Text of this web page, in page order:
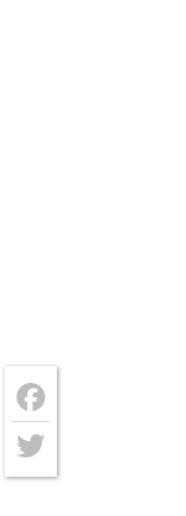
Facebook
Twitter